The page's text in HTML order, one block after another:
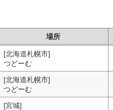
場所
[北海道札幌市]
つどーむ
[北海道札幌市]
つどーむ
[宮城]